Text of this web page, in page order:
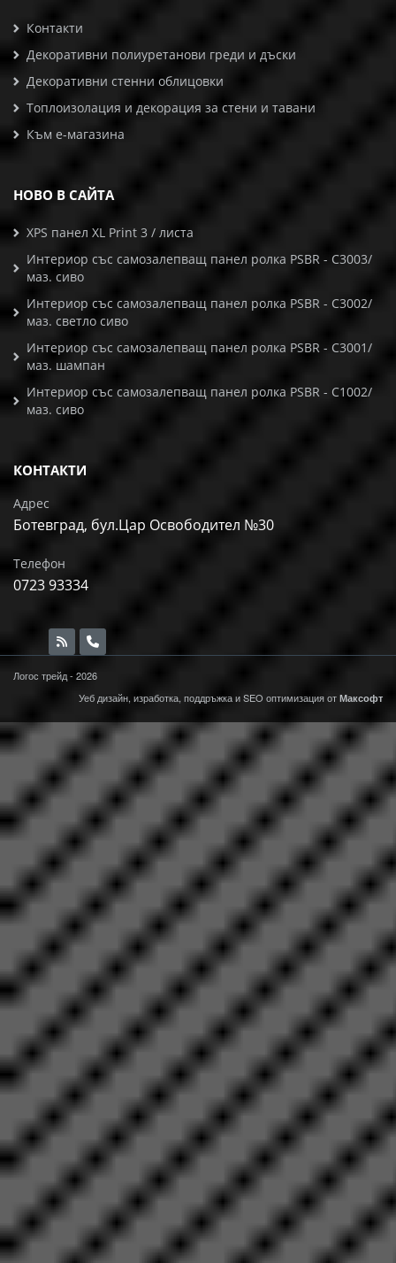
Контакти
Декоративни полиуретанови греди и дъски
Декоративни стенни облицовки
Топлоизолация и декорация за стени и тавани
Към е-магазина
НОВО В САЙТА
XPS панел XL Print 3 / листа
Интериор със самозалепващ панел ролка PSBR - C3003/
маз. сиво
Интериор със самозалепващ панел ролка PSBR - C3002/
маз. светло сиво
Интериор със самозалепващ панел ролка PSBR - C3001/
маз. шампан
Интериор със самозалепващ панел ролка PSBR - C1002/
маз. сиво
КОНТАКТИ
Адрес
Ботевград, бул.Цар Освободител №30
Телефон
0723 93334
Логос трейд - 2026
Уеб дизайн, изработка, поддръжка иSEO оптимизация от Максофт